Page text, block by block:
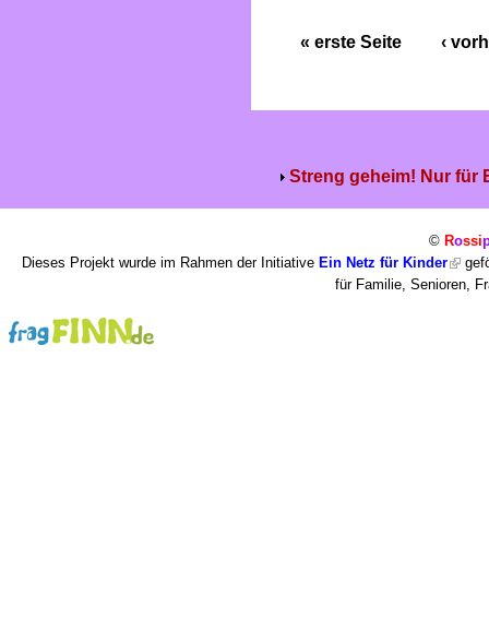
« erste Seite ‹
Streng geheim! Nur für
© Rossi
Dieses Projekt wurde im Rahmen der Initiative Ein Netz für Kinder
für Familie, Senioren,